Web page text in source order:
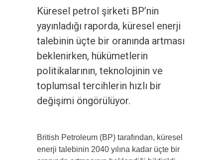
Küresel petrol şirketi BP’nin
yayınladığı raporda, küresel enerji
talebinin üçte bir oranında artması
beklenirken, hükümetlerin
politikalarının, teknolojinin ve
toplumsal tercihlerin hızlı bir
değişimi öngörülüyor.
British Petroleum (BP) tarafından, küresel
enerji talebinin 2040 yılına kadar üçte bir